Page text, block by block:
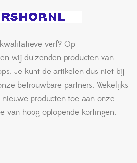
verf? Op
wij duizenden producten van
Je kunt de artikelen dus niet bij
betrouwbare partners. Wekelijks
producten toe aan onze
van hoog oplopende kortingen.